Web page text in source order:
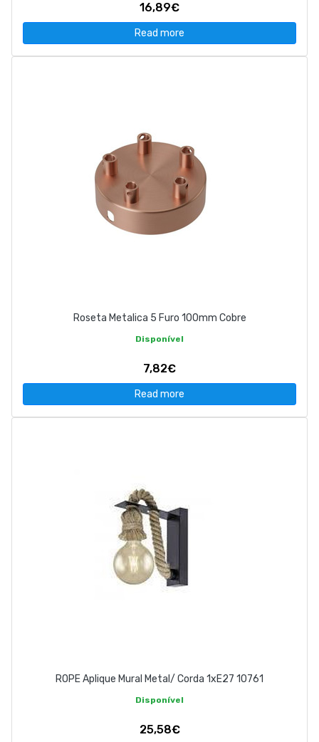
16,89€
Read more
Roseta Metalica 5 Furo 100mm Cobre
Disponível
7,82€
Read more
ROPE Aplique Mural Metal/ Corda 1xE27 10761
Disponível
25,58€